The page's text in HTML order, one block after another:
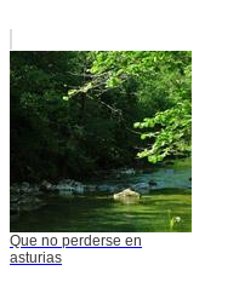
Que no perderse en
asturias